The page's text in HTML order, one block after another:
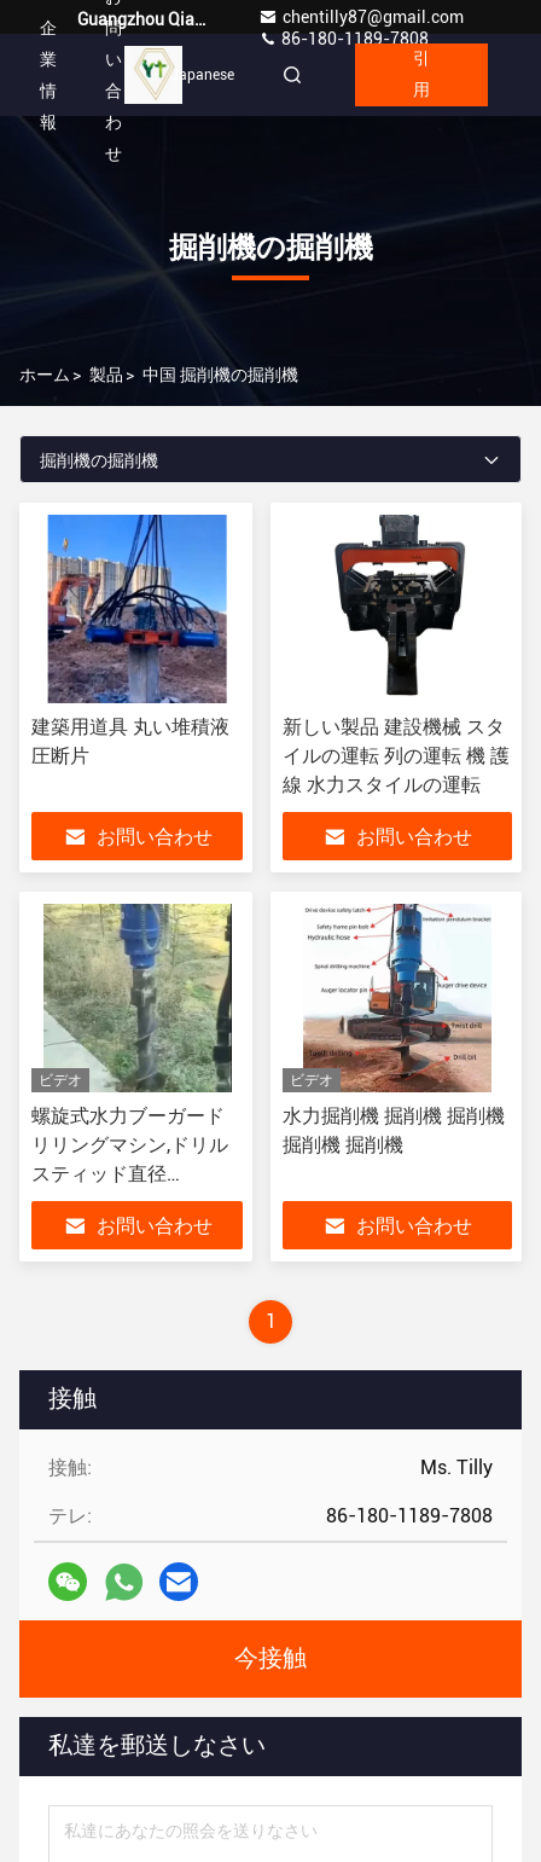
Guangzhou Qianyuan Construction Machinery Co,.LTD
chentilly87@gmail.com
86-180-1189-7808
企
業
情
報
問
い
合
わ
せ
Japanese
引
用
掘削機の掘削機
ホーム > 製品 > 中国 掘削機の掘削機
接触
接触: Ms. Tilly
テレ: 86-180-1189-7808
今接触
私達を郵送しなさい
掘削機の掘削機
建築用道具 丸い堆積液
圧断片
お問い合わせ
新しい製品 建設機械 スタ
イルの運転 列の運転 機 護
線 水力スタイルの運転
お問い合わせ
ビデオ
螺旋式水力ブーガード
リリングマシン,ドリル
スティッド直径
30~80mm 1.5~2m
お問い合わせ
ビデオ
水力掘削機 掘削機 掘削機
掘削機 掘削機
お問い合わせ
1